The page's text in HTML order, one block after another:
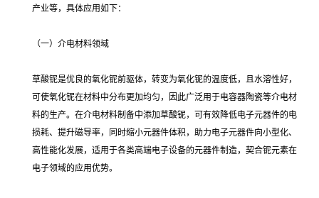
产业等，具体应用如下：
（一）介电材料领域
草酸铌是优良的氧化铌前驱体，转变为氧化铌的温度低，且水溶性好，
可使氧化铌在材料中分布更加均匀，因此广泛用于电容器陶瓷等介电材
料的生产。在介电材料制备中添加草酸铌，可有效降低电子元器件的电
损耗、提升磁导率，同时缩小元器件体积，助力电子元器件向小型化、
高性能化发展，适用于各类高端电子设备的元器件制造，契合铌元素在
电子领域的应用优势。